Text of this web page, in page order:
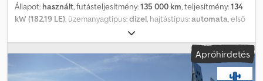
Állapot: használt, futásteljesítmény:135 000 km, teljesítmény:134
kW (182,19 LE) , üzemanyagtípus:dízel , hajtástípus:automata , első
, össztömeg:
felszereltség - TÜV március 2025-ben elvégezve, sosem használt -
V8 dízel Felfüggesztés: Laprugós felfüggesztés Dcjdpfx Asx Ru
Apróhirdetés